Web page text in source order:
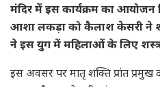
मंदिर में इस कार्यक्रम का आयोजन
आशा लकड़ा को कैलाश केसरी ने
ने इस युग में महिलाओं के लिए
इस अवसर पर मातृ शक्ति प्रांत प्रमुख